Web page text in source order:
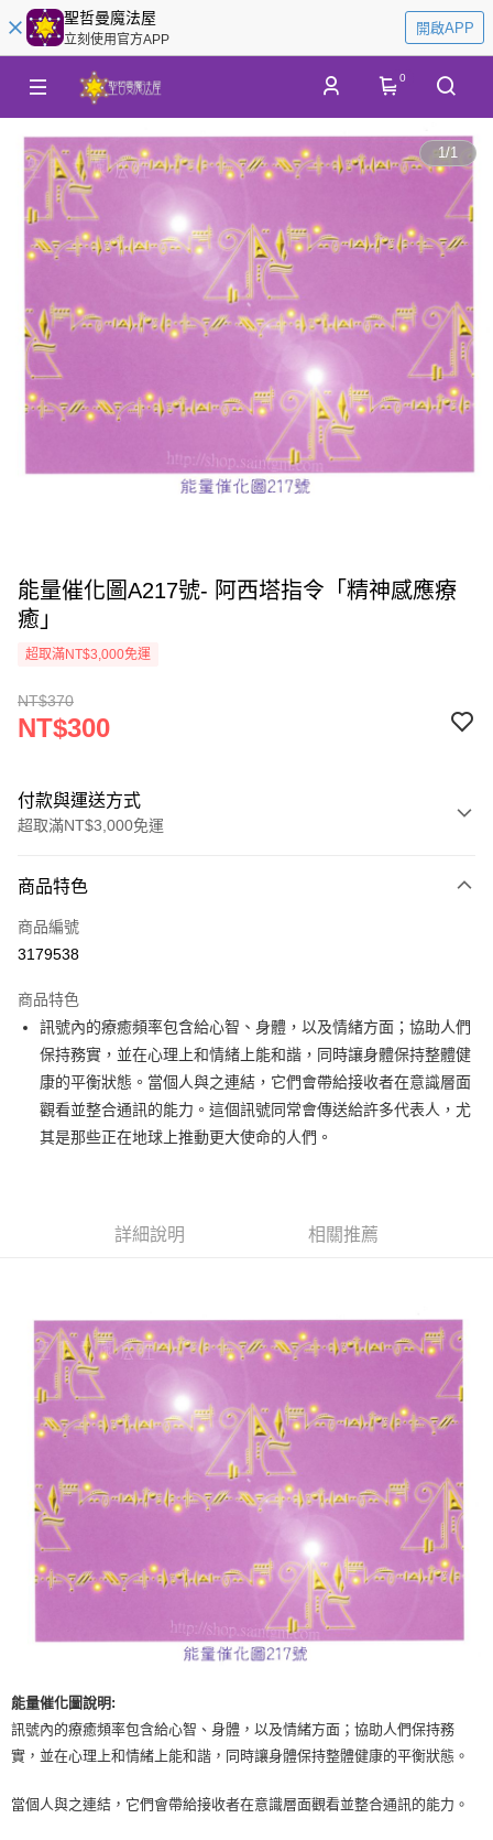
聖哲曼魔法屋
立刻使用官方APP
開啟APP
0
1/1
能量催化圖A217號- 阿西塔指令「精神感應療
癒」
超取滿NT$3,000免運
NT$370
NT$300
付款與運送方式
超取滿NT$3,000免運
信用卡一次付款
超商取貨付款
Apple Pay
街口支付
悠遊付
ATM付款
每筆NT$80，滿NT$3,000(含以上)免運費
賣家宅配幫您送（台灣）
每筆NT$80，滿NT$3,000(含以上)免運費
每筆NT$80，滿NT$3,000(含以上)免運費
付款後門市自取
免運費
商品特色
商品編號
3179538
商品特色
訊號內的療癒頻率包含給心智、身體，以及情緒方面；協助人們
保持務實，並在心理上和情緒上能和諧，同時讓身體保持整體健
康的平衡狀態。當個人與之連結，它們會帶給接收者在意識層面
觀看並整合通訊的能力。這個訊號同常會傳送給許多代表人，尤
其是那些正在地球上推動更大使命的人們。
詳細說明 相關推薦
能量催化圖說明:
訊號內的療癒頻率包含給心智、身體，以及情緒方面；協助人們保持務
實，並在心理上和情緒上能和諧，同時讓身體保持整體健康的平衡狀態。
當個人與之連結，它們會帶給接收者在意識層面觀看並整合通訊的能力。